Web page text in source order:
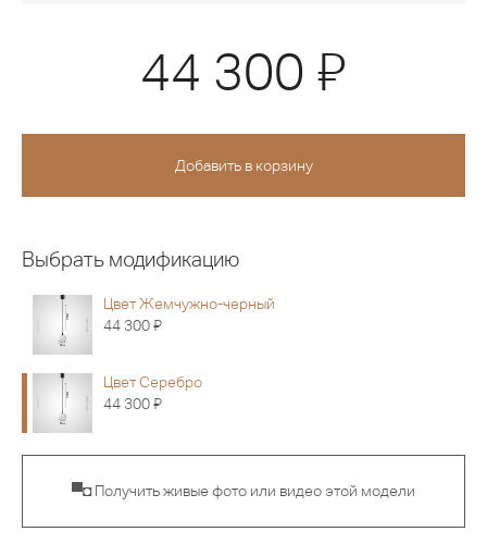
44 300 Я
Выбрать модификацию
Цвет Жемчужно-черный
44 300Я
Цвет Серебро
44 300Я
▀◘ Получить живые фото или видео этой модели